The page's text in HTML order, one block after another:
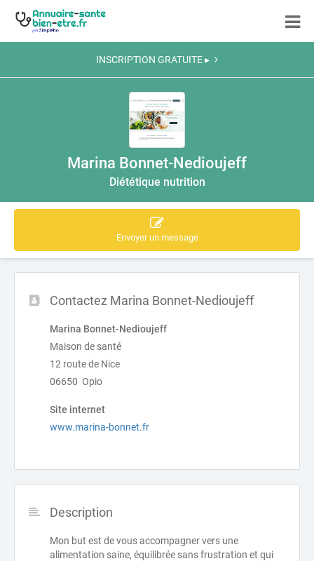
INSCRIPTION GRATUITE ▸
Marina Bonnet-Nedioujeff
Diététique nutrition
Envoyer un message
Contactez Marina Bonnet-Nedioujeff
Marina Bonnet-Nedioujeff
Maison de santé
12 route de Nice
06650 Opio
Site internet
www.marina-bonnet.fr
Description
Mon but est de vous accompagner vers une
alimentation saine, équilibrée sans frustration et qui